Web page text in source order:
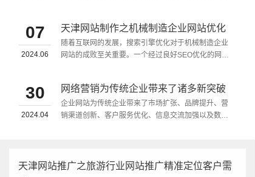
07
2024.06
天津网站制作之机械制造企业网站优化
随着互联网的发展，搜索引擎优化对于机械制造企业
网站的成败至关重要。一个经过良好SEO优化的网站
30
2024.04
网络营销为传统企业带来了诸多新突破
企业网站为传统企业带来了市场扩张、品牌提升、营
销渠道创新、客户服务优化、信息交流加强以及数据
天津网站推广之旅游行业网站推广精准定位客户需